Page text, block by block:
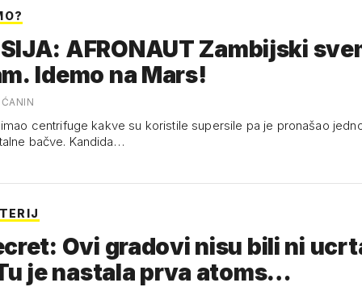
AFRONAUT Zambijski
Idemo na Mars!
bačve. Kandida…
Ovi gradovi nisu bili ni
je nastala prva atoms…